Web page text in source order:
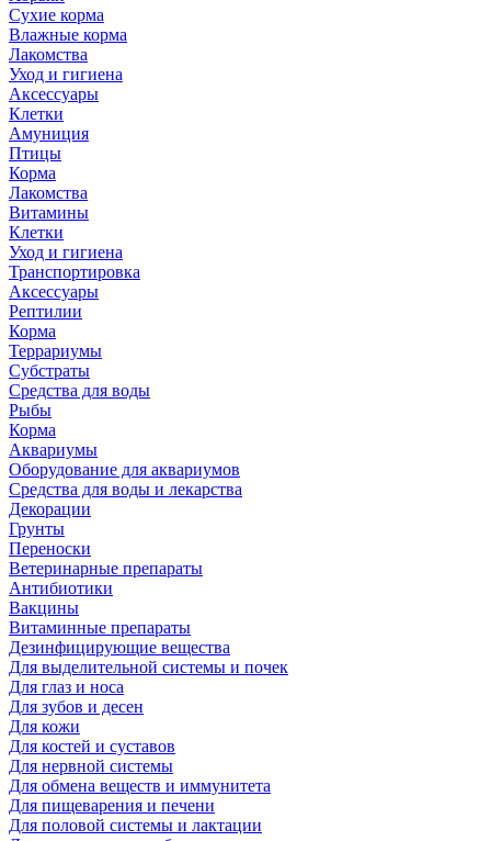
Сухие корма
Влажные корма
Лакомства
Уход и гигиена
Аксессуары
Клетки
Амуниция
Птицы
Корма
Лакомства
Витамины
Клетки
Уход и гигиена
Транспортировка
Аксессуары
Рептилии
Корма
Террариумы
Субстраты
Средства для воды
Рыбы
Корма
Аквариумы
Оборудование для аквариумов
Средства для воды и лекарства
Декорации
Грунты
Переноски
Ветеринарные препараты
Антибиотики
Вакцины
Витаминные препараты
Дезинфицирующие вещества
Для выделительной системы и почек
Для глаз и носа
Для зубов и десен
Для кожи
Для костей и суставов
Для нервной системы
Для обмена веществ и иммунитета
Для пищеварения и печени
Для половой системы и лактации